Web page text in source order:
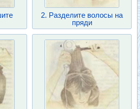
2. Разделите волосы на
пряди